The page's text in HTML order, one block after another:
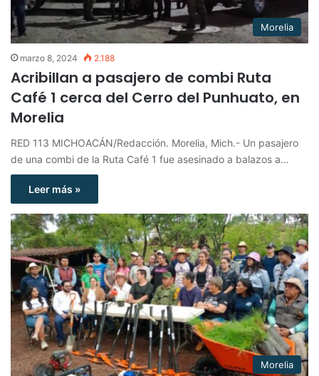
Morelia
marzo 8, 2024 2.188
Acribillan a pasajero de combi Ruta
Café 1 cerca del Cerro del Punhuato, en
Morelia
RED 113 MICHOACÁN/Redacción. Morelia, Mich.- Un pasajero
de una combi de la Ruta Café 1 fue asesinado a balazos a…
Leer más »
Morelia